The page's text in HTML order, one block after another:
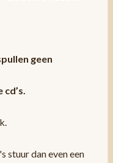
geen
stuur dan even een